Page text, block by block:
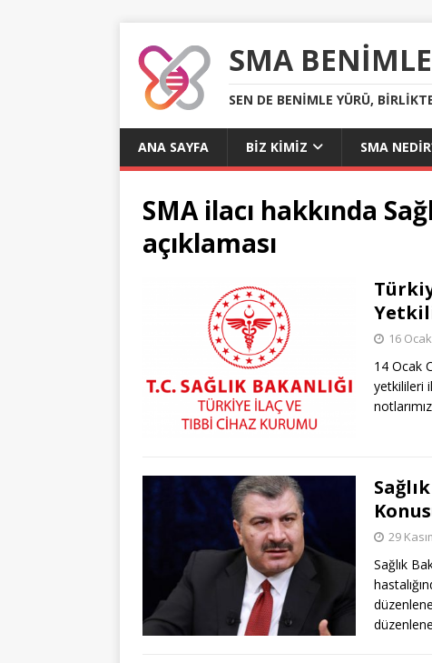
SMA
SEN DE BENIMLE YÜRÜ,
ANA SAYFA BIZ KIMIZ SMA
SMA ilacı hakkında
açıklaması
16
14 Ocak
yetkilileri
29
Sağlık